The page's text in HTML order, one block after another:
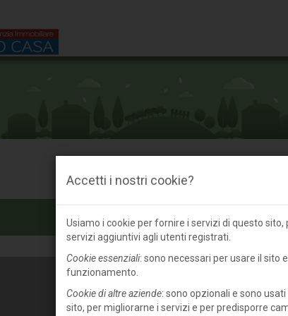
Accetti i nostri cookie?
Usiamo i cookie per fornire i servizi di questo
servizi aggiuntivi agli utenti registrati.
Cookie essenziali: sono necessari per usare il sito
funzionamento.
Cookie di altre aziende: sono opzionali e sono
sito, per migliorarne i servizi e per predisporre
Terreno agricolo in vendita